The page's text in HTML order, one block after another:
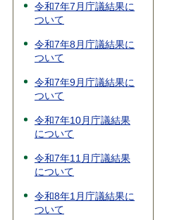
令和7年7月庁議結果に
ついて
令和7年8月庁議結果に
ついて
令和7年9月庁議結果に
ついて
令和7年10月庁議結果
について
令和7年11月庁議結果
について
令和8年1月庁議結果に
ついて